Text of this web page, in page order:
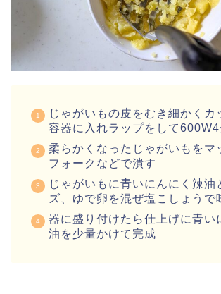
じゃがいもの皮をむき細かくカ
容器に入れラップをして
柔らかくなったじゃがいもをマ
フォークなどで潰す
じゃがいもに青いにんにく辣油
ズ、ゆで卵を混ぜ塩こしょうで
器に盛り付けたら仕上げに青い
油を少量かけて完成